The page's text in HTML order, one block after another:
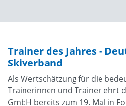
Trainer des Jahres -
Skiverband
Als Wertschätzung für die
Trainerinnen und Trainer ehrt
GmbH bereits zum 19. Mal in